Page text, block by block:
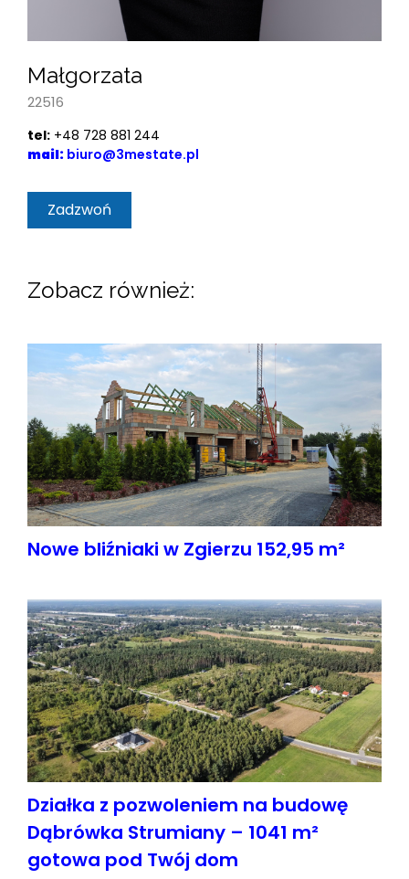
Małgorzata
22516
tel: +48 728 881 244
mail: biuro@3mestate.pl
Zadzwoń
Zobacz również:
Nowe bliźniaki w Zgierzu 152,95 m²
Działka z pozwoleniem na budowę
Dąbrówka Strumiany – 1041 m²
gotowa pod Twój dom